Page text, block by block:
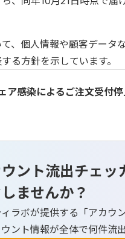
、個人情報や顧客データ
る方針を示しています。
ア感染によるご注文受付
ント流出チェ
ませんか？
ラボが提供する「アカウ
ント情報が全体で何件流